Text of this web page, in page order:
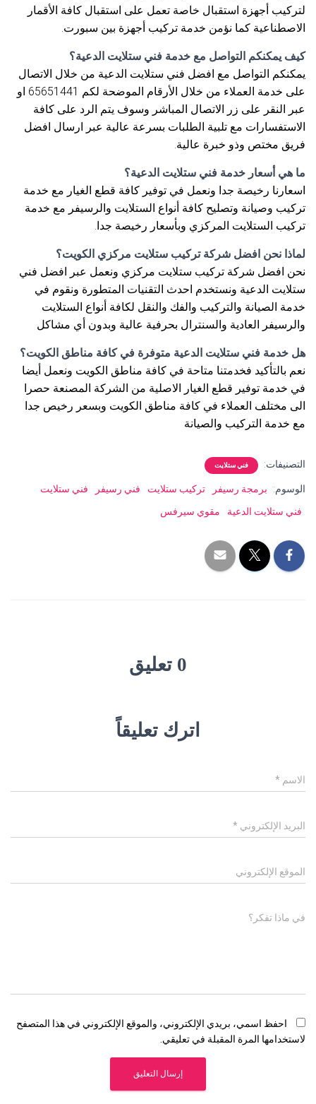
لتركيب أجهزة استقبال خاصة تعمل على استقبال كافة الأقمار
الاصطناعية كما نؤمن خدمة تركيب أجهزة بين سبورت.
كيف يمكنكم التواصل مع خدمة فني ستلايت الدعية؟
يمكنكم التواصل مع افضل فني ستلايت الدعية من خلال الاتصال
على خدمة العملاء من خلال الأرقام الموضحة لكم 65651441 او
عبر النقر على زر الاتصال المباشر وسوف يتم الرد على كافة
الاستفسارات مع تلبية الطلبات بسرعة عالية عبر ارسال افضل
فريق مختص وذو خبرة عالية.
ما هي أسعار خدمة فني ستلايت الدعية؟
اسعارنا رخيصة جدا ونعمل في توفير كافة قطع الغيار مع خدمة
تركيب وصيانة وتصليح كافة أنواع الستلايت والرسيفر مع خدمة
تركيب الستلايت المركزي وبأسعار رخيصة جدا.
لماذا نحن افضل شركة تركيب ستلايت مركزي الكويت؟
نحن افضل شركة تركيب ستلايت مركزي ونعمل عبر افضل فني
ستلايت الدعية ونستخدم احدث التقنيات المتطورة ونقوم في
خدمة الصيانة والتركيب والفك والنقل لكافة أنواع الستلايت
والرسيفر العادية والسنترال بحرفية عالية وبدون أي مشاكل
هل خدمة فني ستلايت الدعية متوفرة في كافة مناطق الكويت؟
نعم بالتأكيد فخدمتنا متاحة في كافة مناطق الكويت ونعمل أيضا
في خدمة توفير قطع الغيار الاصلية من الشركة المصنعة حصرا
الى مختلف العملاء في كافة مناطق الكويت وبسعر رخيص جدا
مع خدمة التركيب والصيانة
التصنيفات: فني ستلايت
الوسوم: برمجة رسيفر تركيب ستلايت فني رسيفر
فني ستلايت
فني ستلايت الدعية
مقوي سيرفس
0 تعليق
اترك تعليقاً
الاسم *
البريد الإلكتروني *
الموقع الإلكتروني
في ماذا تفكر؟
احفظ اسمي، بريدي الإلكتروني، والموقع الإلكتروني في هذا المتصفح
لاستخدامها المرة المقبلة في تعليقي.